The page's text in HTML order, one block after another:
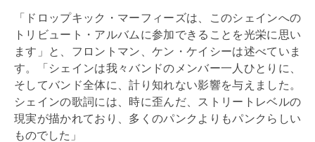
「ドロップキック・マーフィーズは、このシェインへの
トリビュート・アルバムに参加できることを光栄に思い
ます」と、フロントマン、ケン・ケイシーは述べていま
す。「シェインは我々バンドのメンバー一人ひとりに、
そしてバンド全体に、計り知れない影響を与えました。
シェインの歌詞には、時に歪んだ、ストリートレベルの
現実が描かれており、多くのパンクよりもパンクらしい
ものでした」